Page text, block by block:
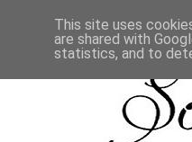
This site uses
are shared with
statistics, and to